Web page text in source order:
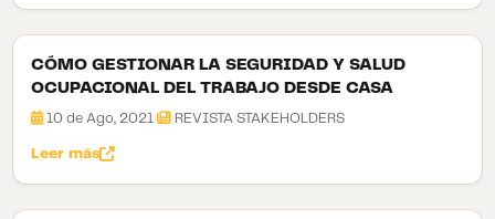
CÓMO GESTIONAR LA SEGURIDAD Y SALUD
OCUPACIONAL DEL TRABAJO DESDE CASA
10 de Ago, 2021 REVISTA STAKEHOLDERS
Leer más